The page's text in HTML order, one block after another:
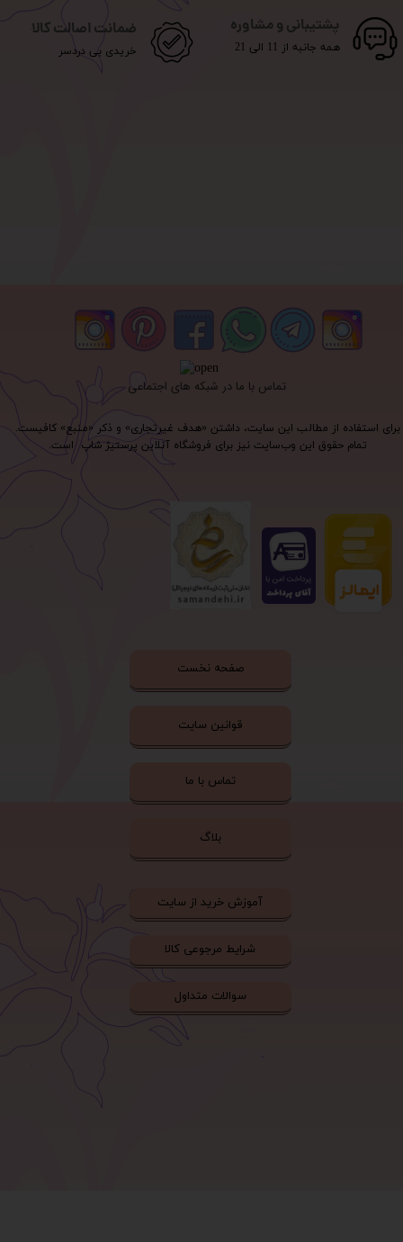
برای استفاده از مطالب این سایت، داشتن «هدف غیرتجاری» و ذکر «منبع» کافیست.
تمام حقوق اين وب‌سايت نیز برای فروشگاه آنلاین پرستیژ شاپ است.
پشتیبانی و مشاوره
همه جانبه از 11 الی 21
ضمانت اصالت کالا
خریدی بی دردسر
تماس با ما در شبکه های اجتماعی
صفحه نخست
قوانین سایت
تماس با ما
بلاگ
آموزش خرید از سایت
شرایط مرجوعی کالا
سوالات متداول